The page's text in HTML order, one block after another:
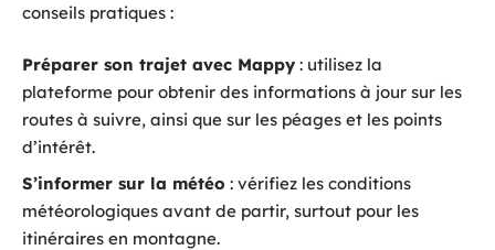
conseils pratiques :
Préparer son trajet avec Mappy : utilisez la
plateforme pour obtenir des informations à jour sur les
routes à suivre, ainsi que sur les péages et les points
d’intérêt.
S’informer sur la météo : vérifiez les conditions
météorologiques avant de partir, surtout pour les
itinéraires en montagne.